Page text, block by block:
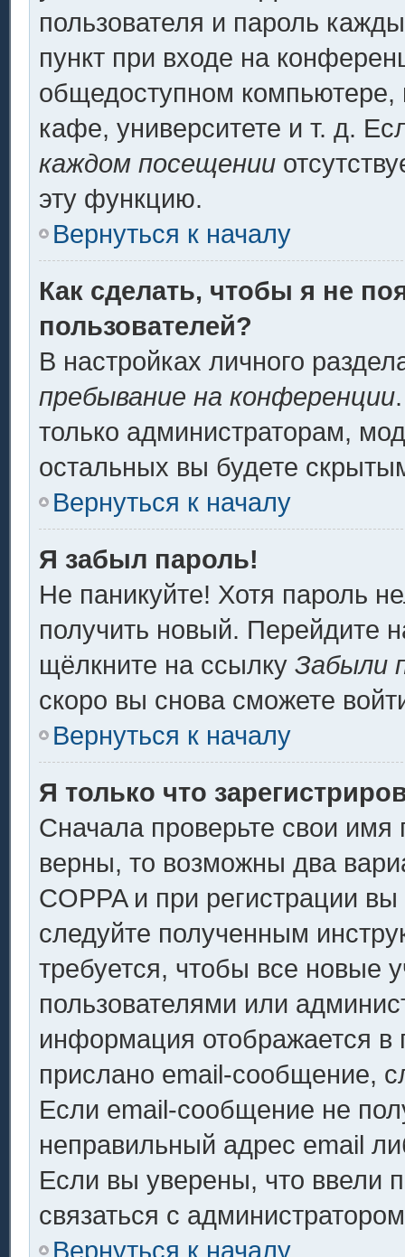
пользователя и пароль
пункт при входе на
общедоступном компьютере,
кафе, университете и т. д.
каждом посещении
эту функцию.
Вернуться к началу
Как сделать, чтобы я не
пользователей?
В настройках личного
пребывание на конференции
только администраторам,
остальных вы будете
Вернуться к началу
Я забыл пароль!
Не паникуйте! Хотя пароль
получить новый. Перейдите
щёлкните на ссылку Забыли
скоро вы снова сможете
Вернуться к началу
Я только что
Сначала проверьте свои имя
верны, то возможны два
COPPA и при регистрации
следуйте полученным
требуется, чтобы все новые
пользователями или
информация отображается
прислано email-сообщение,
Если email-сообщение не
неправильный адрес email
Если вы уверены, что ввели
связаться с
Вернуться к началу